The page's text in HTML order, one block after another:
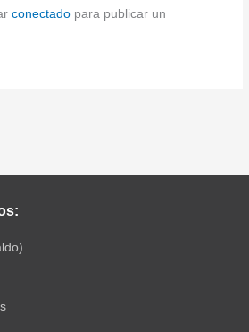
conectadopara publicar un